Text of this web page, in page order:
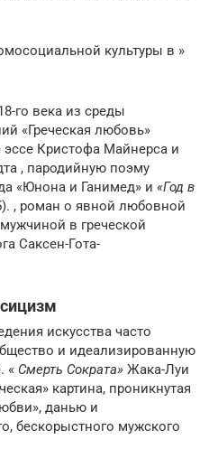
культуры в »
го века из среды
«Греческая любовь»
Кристофа Майнерса и
, пародийную поэму
«Юнона и Ганимед» и «Год в
, роман о явной любовной
в греческой
Саксен-Гота-
искусства часто
и идеализированную
« Смерть Сократа» Жака-Луи
картина, проникнутая
данью и
бескорыстного мужского